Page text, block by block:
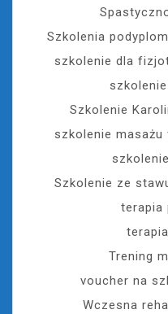
Szkolenia
szkolenie dla
Szkolenie
szkolenie masażu
Szkolenie ze
terapia
Trening
voucher na
Wczesna